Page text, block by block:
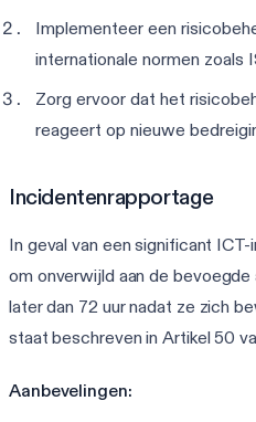
Implementeer een
internationale normen zoals
Zorg ervoor dat het
reageert op nieuwe
Incidentenrapportage
In geval van een significant
om onverwijld aan de
later dan 72 uur nadat ze zich
staat beschreven in Artikel 50
Aanbevelingen: